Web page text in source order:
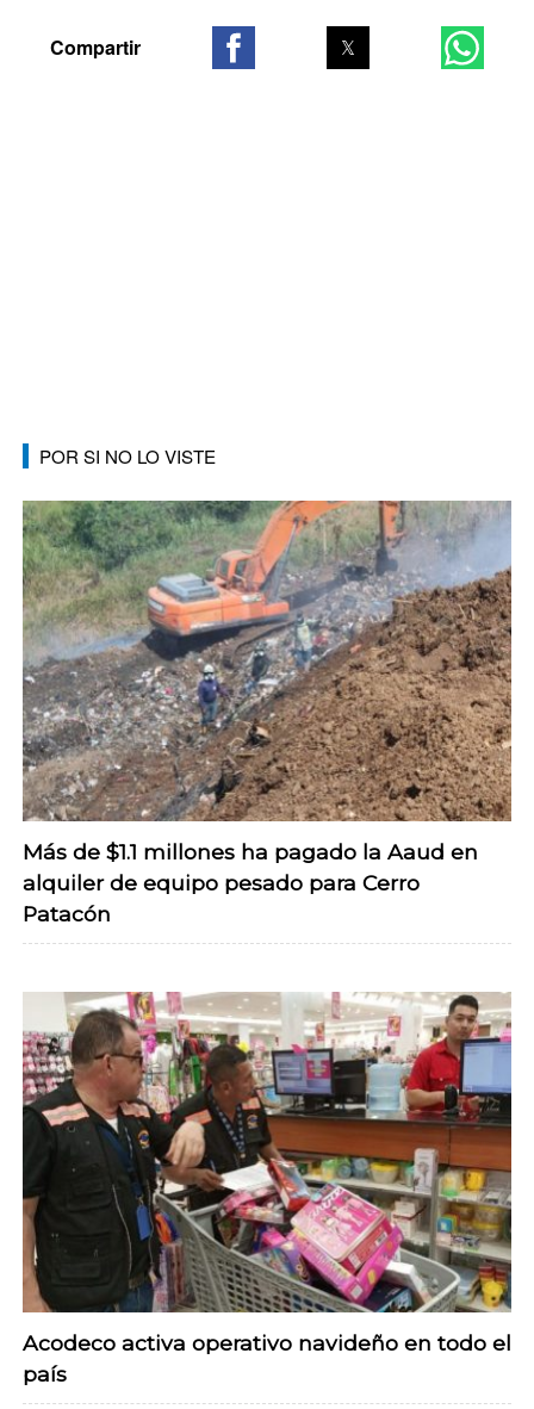
POR SI NO LO VISTE
Más de $1.1 millones ha pagado la Aaud en
alquiler de equipo pesado para Cerro
Patacón
Acodeco activa operativo navideño en todo el
país